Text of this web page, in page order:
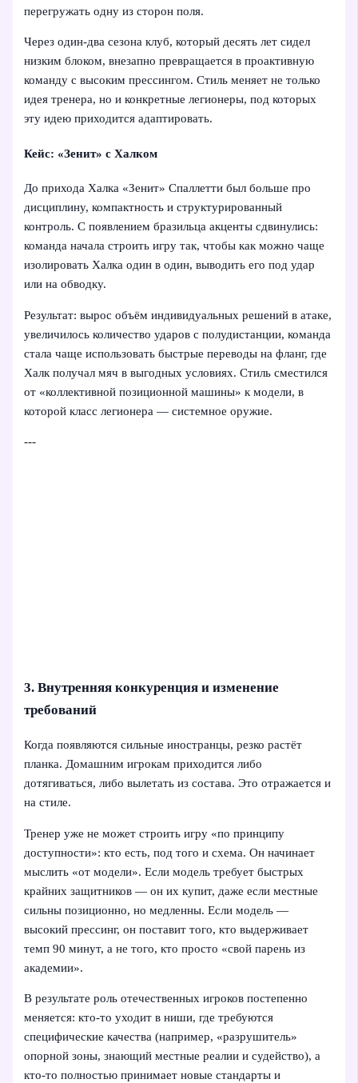
перегружать одну из сторон поля.
Через один‑два сезона клуб, который десять лет сидел
низким блоком, внезапно превращается в проактивную
команду с высоким прессингом. Стиль меняет не только
идея тренера, но и конкретные легионеры, под которых
эту идею приходится адаптировать.
Кейс: «Зенит» с Халком
До прихода Халка «Зенит» Спаллетти был больше про
дисциплину, компактность и структурированный
контроль. С появлением бразильца акценты сдвинулись:
команда начала строить игру так, чтобы как можно чаще
изолировать Халка один в один, выводить его под удар
или на обводку.
Результат: вырос объём индивидуальных решений в атаке,
увеличилось количество ударов с полудистанции, команда
стала чаще использовать быстрые переводы на фланг, где
Халк получал мяч в выгодных условиях. Стиль сместился
от «коллективной позиционной машины» к модели, в
которой класс легионера — системное оружие.
---
3. Внутренняя конкуренция и изменение
требований
Когда появляются сильные иностранцы, резко растёт
планка. Домашним игрокам приходится либо
дотягиваться, либо вылетать из состава. Это отражается и
на стиле.
Тренер уже не может строить игру «по принципу
доступности»: кто есть, под того и схема. Он начинает
мыслить «от модели». Если модель требует быстрых
крайних защитников — он их купит, даже если местные
сильны позиционно, но медленны. Если модель —
высокий прессинг, он поставит того, кто выдерживает
темп 90 минут, а не того, кто просто «свой парень из
академии».
В результате роль отечественных игроков постепенно
меняется: кто-то уходит в ниши, где требуются
специфические качества (например, «разрушитель»
опорной зоны, знающий местные реалии и судейство), а
кто-то полностью принимает новые стандарты и